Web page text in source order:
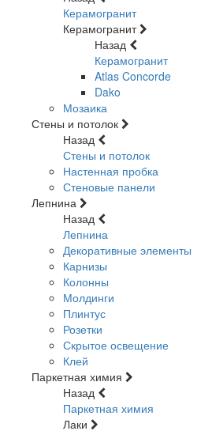
Керамогранит
Керамогранит
Назад
Керамогранит
Atlas Concorde
Dako
Мозаика
Стены и потолок
Назад
Стены и потолок
Настенная пробка
Стеновые панели
Лепнина
Назад
Лепнина
Декоративные элементы
Карнизы
Колонны
Молдинги
Плинтус
Розетки
Скрытое освещение
Клей
Паркетная химия
Назад
Паркетная химия
Лаки